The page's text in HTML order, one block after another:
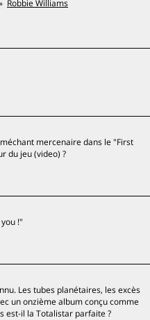
Robbie Williams
mercenaire dans le "First
du jeu (video) ?
!"
Les tubes planétaires, les excès
un onzième album conçu comme
est-il la Totalistar parfaite ?